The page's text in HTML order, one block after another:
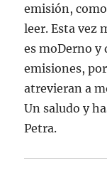
emisión,
leer. Esta vez
es moDerno y
emisiones,
atrevieran a
Un saludo y
Petra.